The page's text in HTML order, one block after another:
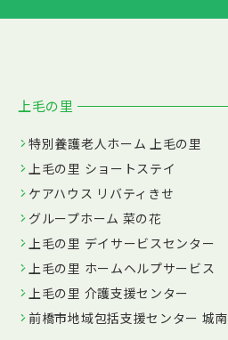
上毛の里
特別養護老人ホーム 上毛の里
上毛の里 ショートステイ
ケアハウス リバティきせ
グループホーム 菜の花
上毛の里 デイサービスセンター
上毛の里 ホームヘルプサービス
上毛の里 介護支援センター
前橋市地域包括支援センター 城南